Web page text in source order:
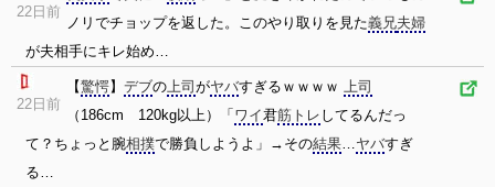
22日前
ノリでチョップを返した。このやり取りを見た義兄夫婦
が夫相手にキレ始め…
22日前
【驚愕】 デブの上司 がヤバすぎるｗｗｗｗ 上司
（186cm 120kg以上）「 ワイ君筋トレ してるんだっ
て？ちょっと腕相撲で勝負しようよ」→その結果…ヤバすぎ
る…